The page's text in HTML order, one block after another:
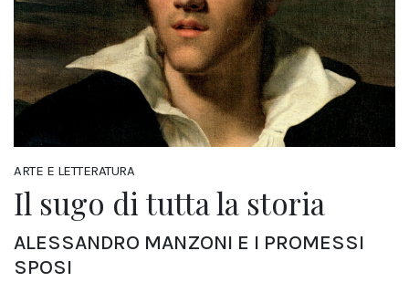
ARTE E LETTERATURA
Il sugo di tutta la storia
ALESSANDRO MANZONI E I PROMESSI
SPOSI